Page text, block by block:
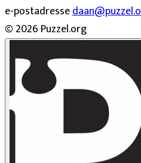
e-postadresse
© 2026 Puzzel.org